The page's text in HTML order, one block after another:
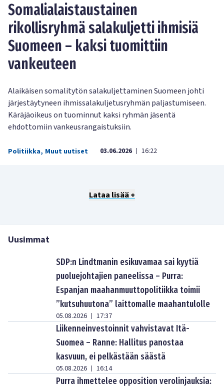
Somalialaistaustainen
rikollisryhmä salakuljetti ihmisiä
Suomeen – kaksi tuomittiin
vankeuteen
Alaikäisen somalitytön salakuljettaminen Suomeen johti
järjestäytyneen ihmissalakuljetusryhmän paljastumiseen.
Käräjäoikeus on tuominnut kaksi ryhmän jäsentä
ehdottomiin vankeusrangaistuksiin.
Politiikka, Muut uutiset 03.06.2026 | 16:22
Lataa lisää +
Uusimmat
SDP:n Lindtmanin esikuvamaa sai kyytiä
puoluejohtajien paneelissa – Purra:
Espanjan maahanmuuttopolitiikka toimii
”kutsuhuutona” laittomalle maahantulolle
05.08.2026 | 17:37
Liikenneinvestoinnit vahvistavat Itä-
Suomea – Ranne: Hallitus panostaa
kasvuun, ei pelkästään säästä
05.08.2026 | 16:14
Purra ihmettelee opposition verolinjauksia: